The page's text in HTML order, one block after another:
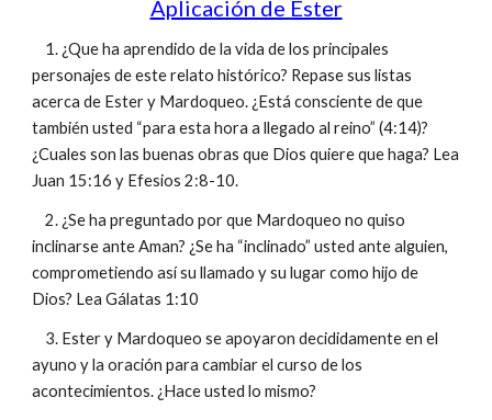
Aplicación de Ester
1. ¿Que ha aprendido de la vida de los principales
personajes de este relato histórico? Repase sus listas
acerca de Ester y Mardoqueo. ¿Está consciente de que
también usted “para esta hora a llegado al reino” (4:14)?
¿Cuales son las buenas obras que Dios quiere que haga? Lea
Juan 15:16 y Efesios 2:8-10.
2. ¿Se ha preguntado por que Mardoqueo no quiso
inclinarse ante Aman? ¿Se ha “inclinado” usted ante alguien,
comprometiendo así su llamado y su lugar como hijo de
Dios? Lea Gálatas 1:10
3. Ester y Mardoqueo se apoyaron decididamente en el
ayuno y la oración para cambiar el curso de los
acontecimientos. ¿Hace usted lo mismo?